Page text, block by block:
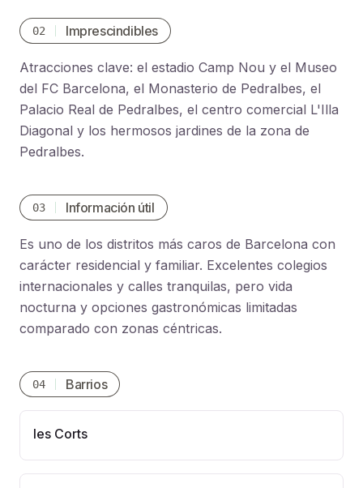
02 Imprescindibles
Atracciones clave: el estadio Camp Nou y el Museo
del FC Barcelona, el Monasterio de Pedralbes, el
Palacio Real de Pedralbes, el centro comercial L'Illa
Diagonal y los hermosos jardines de la zona de
Pedralbes.
03 Información útil
Es uno de los distritos más caros de Barcelona con
carácter residencial y familiar. Excelentes colegios
internacionales y calles tranquilas, pero vida
nocturna y opciones gastronómicas limitadas
comparado con zonas céntricas.
04 Barrios
les Corts